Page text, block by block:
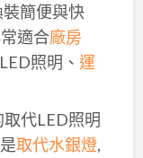
簡便與快
適合廠房
照明、 運
代LED照明
取代水銀燈,